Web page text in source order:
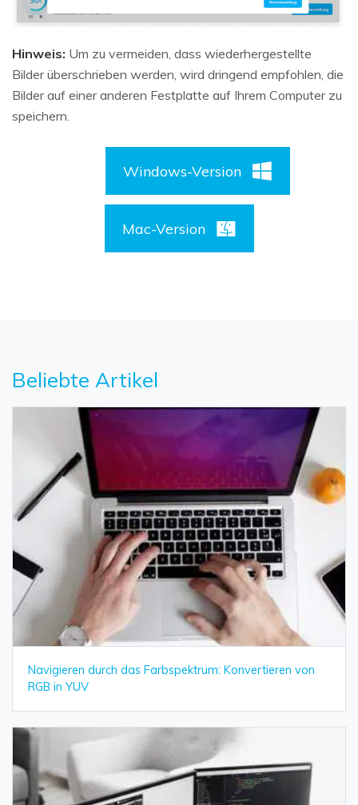
Hinweis: Um zu vermeiden, dass wiederhergestellte
Bilder überschrieben werden, wird dringend empfohlen, die
Bilder auf einer anderen Festplatte auf Ihrem Computer zu
speichern.
Windows-Version
Mac-Version
Beliebte Artikel
Navigieren durch das Farbspektrum: Konvertieren von
RGB in YUV